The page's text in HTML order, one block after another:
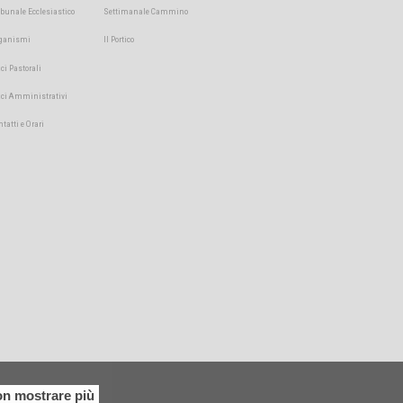
mostrare più
Ecclesiastico
Pastorali
Amministrativi
e Orari
Settimanale Cammino
Il Portico